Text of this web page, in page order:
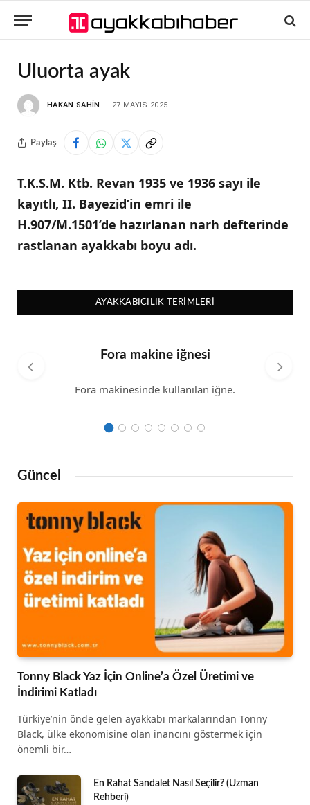
Uluorta ayak
HAKAN SAHIN 27 MAYIS 2025
Paylaş
T.K.S.M. Ktb. Revan 1935 ve 1936 sayı ile
kayıtlı, II. Bayezid’in emri ile
H.907/M.1501’de hazırlanan narh defterinde
rastlanan ayakkabı boyu adı.
AYAKKABICILIK TERIMLERI
Fora makine iğnesi
Fora makinesinde kullanılan iğne.
Güncel
Tonny Black Yaz İçin Online’a Özel Üretimi ve
İndirimi Katladı
Türkiye’nin önde gelen ayakkabı markalarından Tonny
Black, ülke ekonomisine olan inancını göstermek için
önemli bir…
En Rahat Sandalet Nasıl Seçilir? (Uzman
Rehberi)